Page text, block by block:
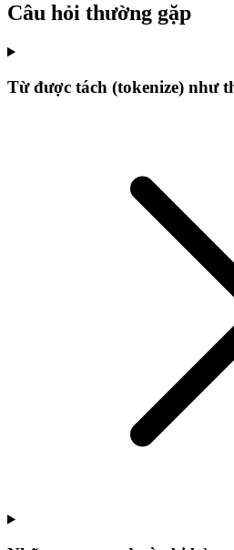
Câu hỏi thường gặp
Từ được tách (tokenize) như